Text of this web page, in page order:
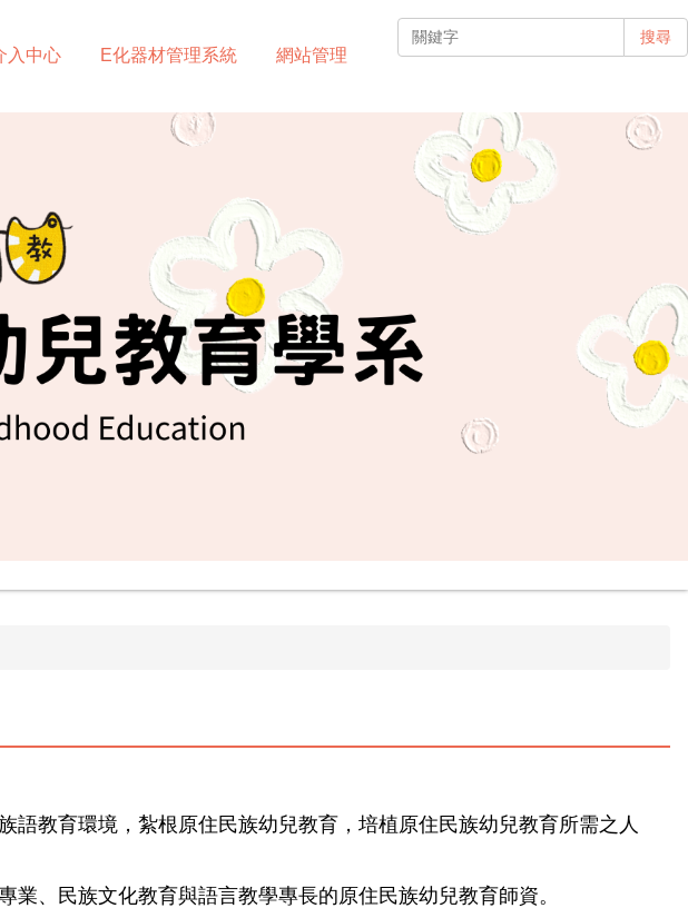
搜尋
入中心 E化器材管理系統 網站管理
教育環境，紮根原住民族幼兒教育，培植原住民族幼兒教育所需之人
、民族文化教育與語言教學專長的原住民族幼兒教育師資。